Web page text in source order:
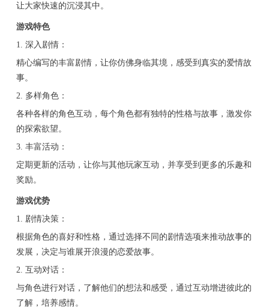
让大家快速的沉浸其中。
游戏特色
1. 深入剧情：
精心编写的丰富剧情，让你仿佛身临其境，感受到真实的爱情故
事。
2. 多样角色：
各种各样的角色互动，每个角色都有独特的性格与故事，激发你
的探索欲望。
3. 丰富活动：
定期更新的活动，让你与其他玩家互动，并享受到更多的乐趣和
奖励。
游戏优势
1. 剧情决策：
根据角色的喜好和性格，通过选择不同的剧情选项来推动故事的
发展，决定与谁展开浪漫的恋爱故事。
2. 互动对话：
与角色进行对话，了解他们的想法和感受，通过互动增进彼此的
了解，培养感情。